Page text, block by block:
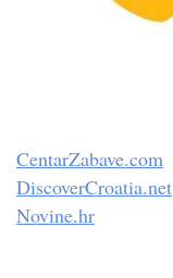
CentarZabave.com
DiscoverCroatia.net
Novine.hr